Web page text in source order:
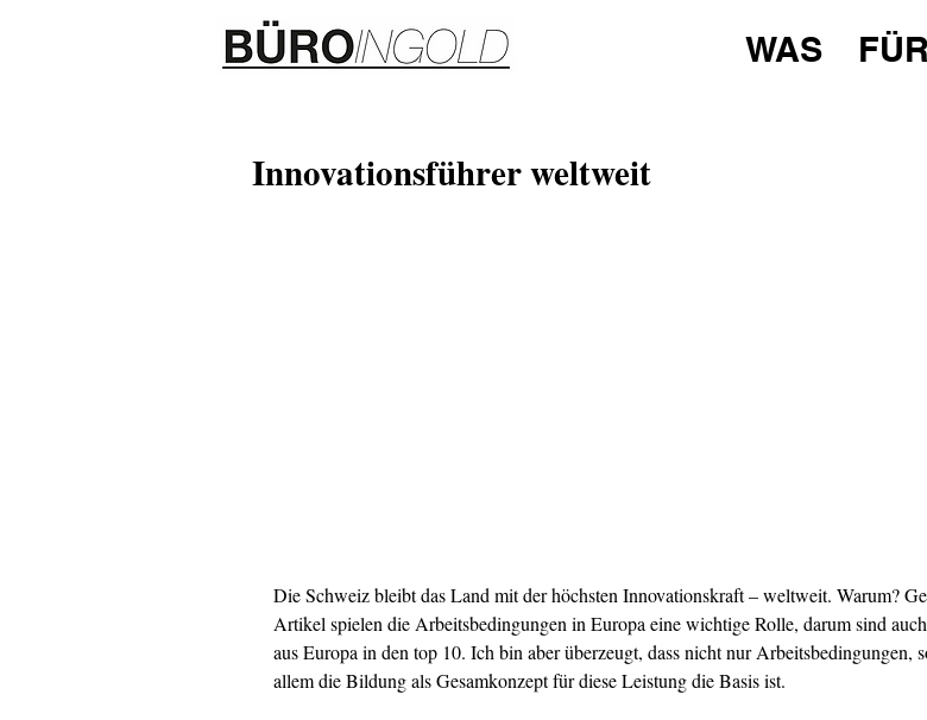
WAS
Innovationsführer weltweit
Die Schweiz bleibt das Land mit der höchsten Innovationskraft – weltweit. Warum?
Artikel spielen die Arbeitsbedingungen in Europa eine wichtige Rolle, darum sind
aus Europa in den top 10. Ich bin aber überzeugt, dass nicht nur Arbeitsbedingungen,
allem die Bildung als Gesamkonzept für diese Leistung die Basis ist.